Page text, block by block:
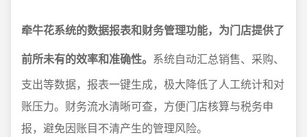
牵牛花系统的数据报表和财务管理功能，为门店提供了
前所未有的效率和准确性。 系统自动汇总销售、采购、
支出等数据，报表一键生成，极大降低了人工统计和对
账压力。财务流水清晰可查，方便门店核算与税务申
报，避免因账目不清产生的管理风险。